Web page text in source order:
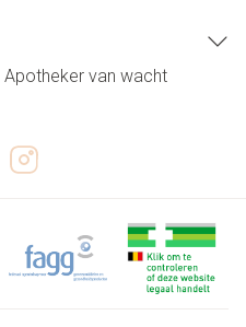
Apotheker van wacht